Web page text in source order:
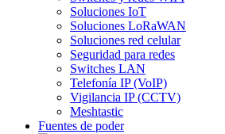
Soluciones IoT
Soluciones LoRaWAN
Soluciones red celular
Seguridad para redes
Switches LAN
Telefonía IP (VoIP)
Vigilancia IP (CCTV)
Meshtastic
Fuentes de poder